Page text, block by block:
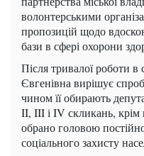
волонтерськими
пропозицій щодо
бази в сфері охорони
Після тривалої роботи
Євгенівна вирішує
чином її обирають
II, III і IV скликань, крім
обрано головою
соціального захисту